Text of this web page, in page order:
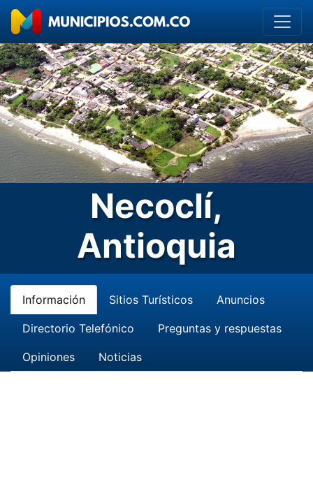
Necoclí,
Antioquia
Información Sitios Turísticos Anuncios
Directorio Telefónico Preguntas y respuestas
Opiniones Noticias